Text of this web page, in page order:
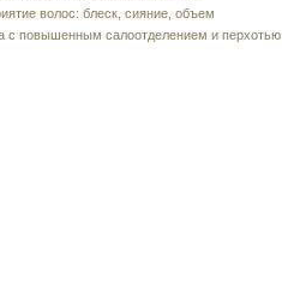
волос: блеск, сияние, объем
с повышенным салоотделением и перхотью